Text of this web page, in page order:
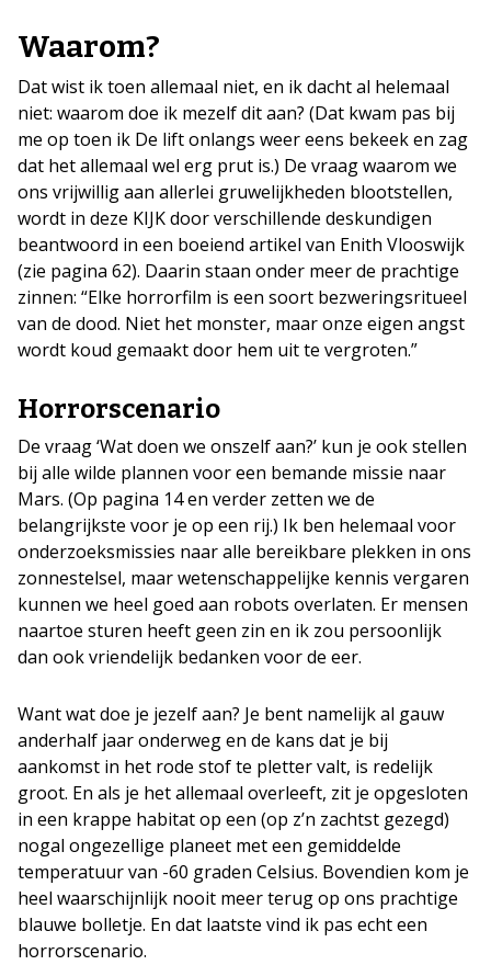
Waarom?
Dat wist ik toen allemaal niet, en ik dacht al helemaal
niet: waarom doe ik mezelf dit aan? (Dat kwam pas bij
me op toen ik De lift onlangs weer eens bekeek en zag
dat het allemaal wel erg prut is.) De vraag waarom we
ons vrijwillig aan allerlei gruwelijkheden blootstellen,
wordt in deze KIJK door verschillende deskundigen
beantwoord in een boeiend artikel van Enith Vlooswijk
(zie pagina 62). Daarin staan onder meer de prachtige
zinnen: “Elke horrorfilm is een soort bezweringsritueel
van de dood. Niet het monster, maar onze eigen angst
wordt koud gemaakt door hem uit te vergroten.”
Horrorscenario
De vraag ‘Wat doen we onszelf aan?’ kun je ook stellen
bij alle wilde plannen voor een bemande missie naar
Mars. (Op pagina 14 en verder zetten we de
belangrijkste voor je op een rij.) Ik ben helemaal voor
onderzoeksmissies naar alle bereikbare plekken in ons
zonnestelsel, maar wetenschappelijke kennis vergaren
kunnen we heel goed aan robots overlaten. Er mensen
naartoe sturen heeft geen zin en ik zou persoonlijk
dan ook vriendelijk bedanken voor de eer.
Want wat doe je jezelf aan? Je bent namelijk al gauw
anderhalf jaar onderweg en de kans dat je bij
aankomst in het rode stof te pletter valt, is redelijk
groot. En als je het allemaal overleeft, zit je opgesloten
in een krappe habitat op een (op z’n zachtst gezegd)
nogal ongezellige planeet met een gemiddelde
temperatuur van -60 graden Celsius. Bovendien kom je
heel waarschijnlijk nooit meer terug op ons prachtige
blauwe bolletje. En dat laatste vind ik pas echt een
horrorscenario.